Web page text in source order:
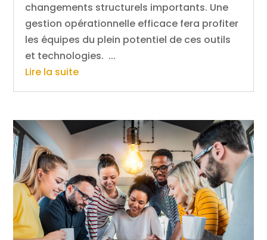
changements structurels importants. Une
gestion opérationnelle efficace fera profiter
les équipes du plein potentiel de ces outils
et technologies. ...
Lire la suite